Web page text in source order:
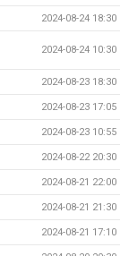
2024-08-24 18:30
2024-08-24 10:30
2024-08-23 18:30
2024-08-23 17:05
2024-08-23 10:55
2024-08-22 20:30
2024-08-21 22:00
2024-08-21 21:30
2024-08-21 17:10